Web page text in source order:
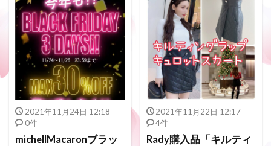
2021年11月24日 12:18
0件
michellMacaronブラッ
2021年11月22日 12:17
4件
Rady購入品「キルティ